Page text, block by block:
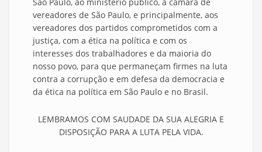
vereadores de São Paulo, e principalmente, aos
vereadores dos partidos comprometidos com a
justiça, com a ética na política e com os
interesses dos trabalhadores e da maioria do
nosso povo, para que permaneçam firmes na luta
contra a corrupção e em defesa da democracia e
da ética na política em São Paulo e no Brasil.
LEMBRAMOS COM SAUDADE DA SUA ALEGRIA E
DISPOSIÇÃO PARA A LUTA PELA VIDA.